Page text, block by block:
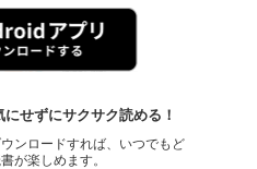
せずにサクサク読める！
ンロードすれば、いつでもど
が楽しめます。